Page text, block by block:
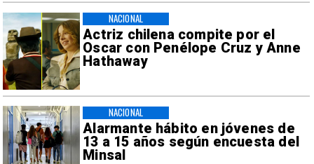
Actriz chilena compite por el
Oscar con Penélope Cruz y Anne
Hathaway
NACIONAL
Alarmante hábito en jóvenes de
13 a 15 años según encuesta del
Minsal
NACIONAL